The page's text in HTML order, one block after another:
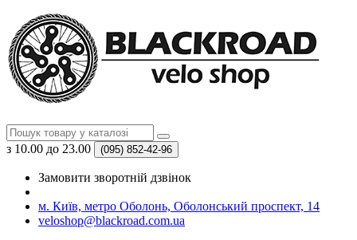
з 10.00 до 23.00 (095) 852-42-96
Замовити зворотній дзвінок
м. Київ, метро Оболонь, Оболонський проспект, 14
veloshop@blackroad.com.ua